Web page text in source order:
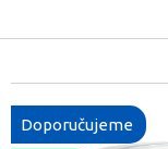
Doporučujeme